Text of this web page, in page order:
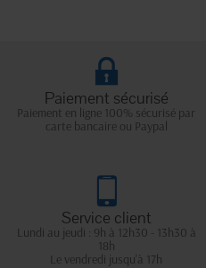
Paiement sécurisé
Paiement en ligne 100% sécurisé par
carte bancaire ou Paypal
Service client
Lundi au jeudi : 9h à 12h30 - 13h30 à
18h
Le vendredi jusqu'à 17h